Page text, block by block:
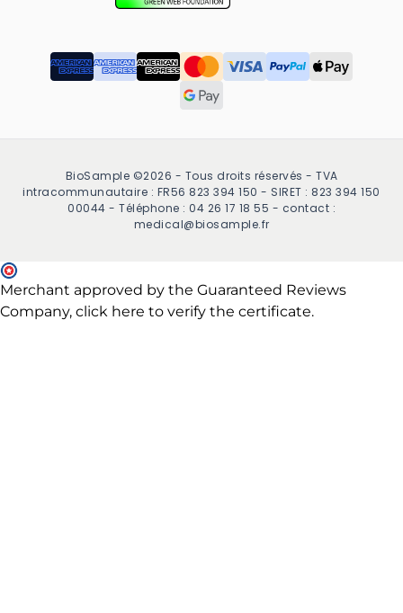
BioSample ©2026 - Tous droits réservés - TVA
intracommunautaire : FR56 823 394 150 - SIRET : 823 394 150
00044 - Téléphone : 04 26 17 18 55 - contact :
medical@biosample.fr
Merchant approved by the Guaranteed Reviews
Company, click here to verify the certificate.